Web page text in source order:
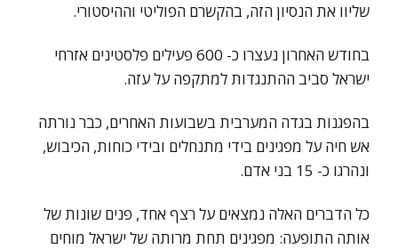
שליוו את הנסיון הזה, בהקשרם הפוליטי וההיסטורי.
בחודש האחרון נעצרו כ- 600 פעילים פלסטינים אזרחי
ישראל סביב ההתנגדות למתקפה על עזה.
בהפגנות בגדה המערבית בשבועות האחרים, כבר נורתה
אש חיה על מפגינים בידי מתנחלים ובידי כוחות, הכיבוש,
ונהרגו כ- 15 בני אדם.
כל הדברים האלה נמצאים על רצף אחד, פנים שונות של
אותה התופעה: מפגינים תחת מרותה של ישראל מוחים